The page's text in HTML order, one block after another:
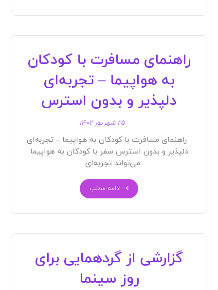
راهنمای مسافرت با کودکان
به هواپیما – تجربه‌ای
دلپذیر و بدون استرس
۲۵ شهریور ۱۴۰۲
راهنمای مسافرت با کودکان به هواپیما – تجربه‌ای
دلپذیر و بدون استرس سفر با کودکان به هواپیما
می‌تواند تجربه‌ای ...
ادامه مطلب
گزارشی از گردهمایی برای
روز سینما